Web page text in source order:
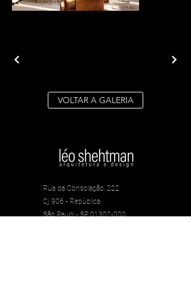
VOLTAR A GALERIA
Rua da Consolação, 222
Cj 906 - República
São Paulo - SP, 01302-000